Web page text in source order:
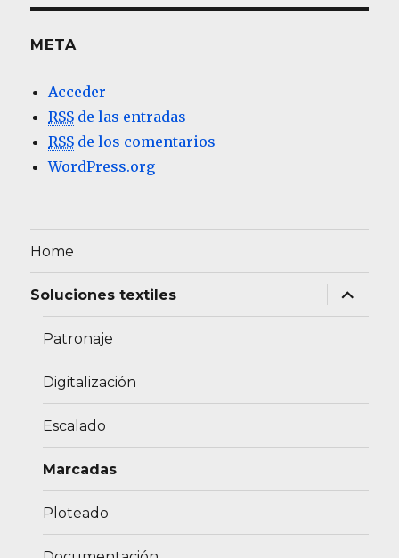
META
Acceder
RSS de las entradas
RSS de los comentarios
WordPress.org
Home
Soluciones textiles
expande
el
menú
Patronaje
Digitalización
Escalado
Marcadas
Ploteado